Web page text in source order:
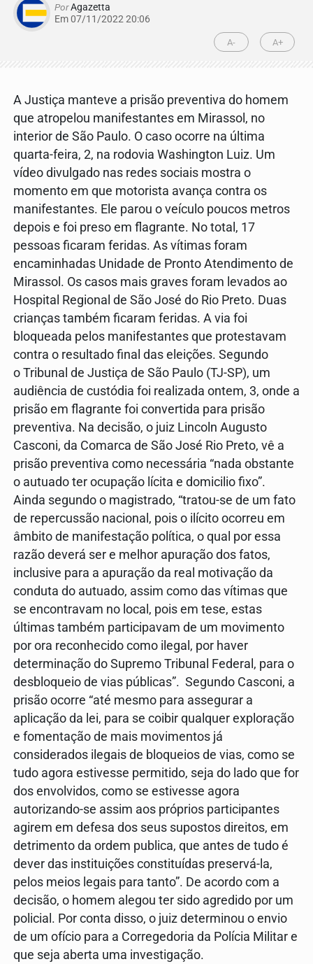
PorAgazetta
Em 07/11/2022 20:06
A- A+
A Justiça manteve a prisão preventiva do homem
que atropelou manifestantes em Mirassol, no
interior de São Paulo. O caso ocorre na última
quarta-feira, 2, na rodovia Washington Luiz. Um
vídeo divulgado nas redes sociais mostra o
momento em que motorista avança contra os
manifestantes. Ele parou o veículo poucos metros
depois e foi preso em flagrante. No total, 17
pessoas ficaram feridas. As vítimas foram
encaminhadas Unidade de Pronto Atendimento de
Mirassol. Os casos mais graves foram levados ao
Hospital Regional de São José do Rio Preto. Duas
crianças também ficaram feridas. A via foi
bloqueada pelos manifestantes que protestavam
contra o resultado final das eleições. Segundo
o Tribunal de Justiça de São Paulo (TJ-SP), um
audiência de custódia foi realizada ontem, 3, onde a
prisão em flagrante foi convertida para prisão
preventiva. Na decisão, o juiz Lincoln Augusto
Casconi, da Comarca de São José Rio Preto, vê a
prisão preventiva como necessária “nada obstante
o autuado ter ocupação lícita e domicilio fixo”.
Ainda segundo o magistrado, “tratou-se de um fato
de repercussão nacional, pois o ilícito ocorreu em
âmbito de manifestação política, o qual por essa
razão deverá ser e melhor apuração dos fatos,
inclusive para a apuração da real motivação da
conduta do autuado, assim como das vítimas que
se encontravam no local, pois em tese, estas
últimas também participavam de um movimento
por ora reconhecido como ilegal, por haver
determinação do Supremo Tribunal Federal, para o
desbloqueio de vias públicas”. Segundo Casconi, a
prisão ocorre “até mesmo para assegurar a
aplicação da lei, para se coibir qualquer exploração
e fomentação de mais movimentos já
considerados ilegais de bloqueios de vias, como se
tudo agora estivesse permitido, seja do lado que for
dos envolvidos, como se estivesse agora
autorizando-se assim aos próprios participantes
agirem em defesa dos seus supostos direitos, em
detrimento da ordem publica, que antes de tudo é
dever das instituições constituídas preservá-la,
pelos meios legais para tanto”. De acordo com a
decisão, o homem alegou ter sido agredido por um
policial. Por conta disso, o juiz determinou o envio
de um ofício para a Corregedoria da Polícia Militar e
que seja aberta uma investigação.